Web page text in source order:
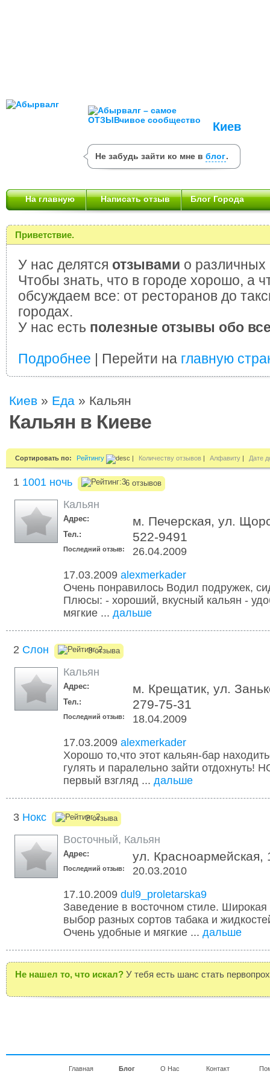
Киев
Не забудь зайти ко мне в блог.
На главную Написать отзыв Блог Города
Приветствие.
У нас делятся отзывами о различных
Чтобы знать, что в городе хорошо, а
обсуждаем все: от ресторанов до
городах.
У нас есть полезные отзывы обо
Подробнее | Перейти на главную
Киев » Еда » Кальян
Кальян в Киеве
Сортировать по: Рейтингу | Количеству отзывов | Алфавиту | Дате
1 1001 ночь 6 отзывов
Кальян
Адрес: м. Печерская, ул.
Тел.: 522-9491
Последний отзыв:
26.04.2009
17.03.2009 alexmerkader
Очень понравилось Водил подружек,
Плюсы: - хороший, вкусный кальян -
мягкие ... дальше
2 Слон 3 отзыва
Кальян
Адрес: м. Крещатик, ул.
Тел.: 279-75-31
Последний отзыв:
18.04.2009
17.03.2009 alexmerkader
Хорошо то,что этот кальян-бар
гулять и паралельно зайти отдохнуть!
первый взгляд ... дальше
3 Нокс 2 отзыва
Восточный, Кальян
Адрес: ул. Красноармейская,
Последний отзыв:
20.03.2010
17.10.2009 dul9_proletarska9
Заведение в восточном стиле. Широкая
выбор разных сортов табака и
Очень удобные и мягкие ... дальше
Не нашел то, что искал? У тебя есть шанс стать
Главная Блог О Нас Контакт